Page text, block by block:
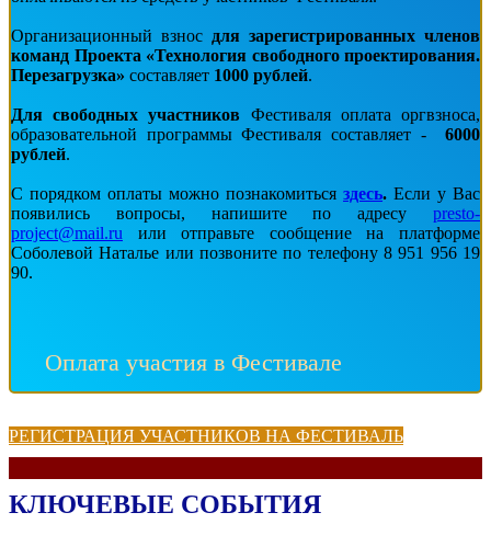
Организационный взнос для зарегистрированных членов
команд Проекта «Технология свободного проектирования.
Перезагрузка» составляет 1000 рублей.
Для свободных участников Фестиваля оплата оргвзноса,
образовательной программы Фестиваля составляет -
6000
рублей.
С порядком оплаты можно познакомиться здесь. Если у Вас
появились вопросы, напишите по адресу presto-
project@mail.ru или отправьте сообщение на платформе
Соболевой Наталье или позвоните по телефону 8 951 956 19
90.
Оплата участия в Фестивале
РЕГИСТРАЦИЯ УЧАСТНИКОВ НА ФЕСТИВАЛЬ
КЛЮЧЕВЫЕ СОБЫТИЯ